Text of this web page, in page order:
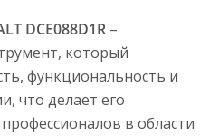
DCE088D1R –
который
функциональность и
что делает его
в области